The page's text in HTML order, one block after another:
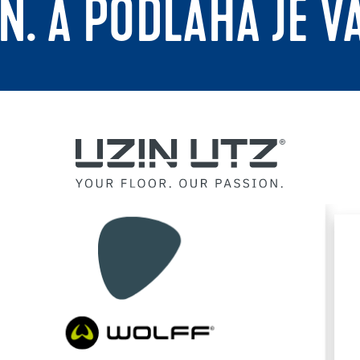
A PODLAHA JE